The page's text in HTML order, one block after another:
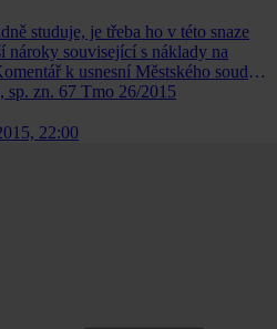
studuje, je třeba ho v této snaze
nároky související s náklady na
k usnesní Městského soudu
sp. zn. 67 Tmo 26/2015
22:00